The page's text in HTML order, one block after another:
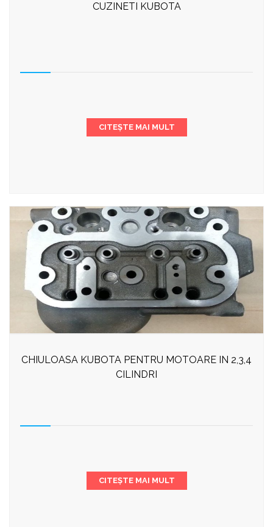
CUZINETI KUBOTA
CITEȘTE MAI MULT
CHIULOASA KUBOTA PENTRU MOTOARE IN 2,3,4
CILINDRI
CITEȘTE MAI MULT